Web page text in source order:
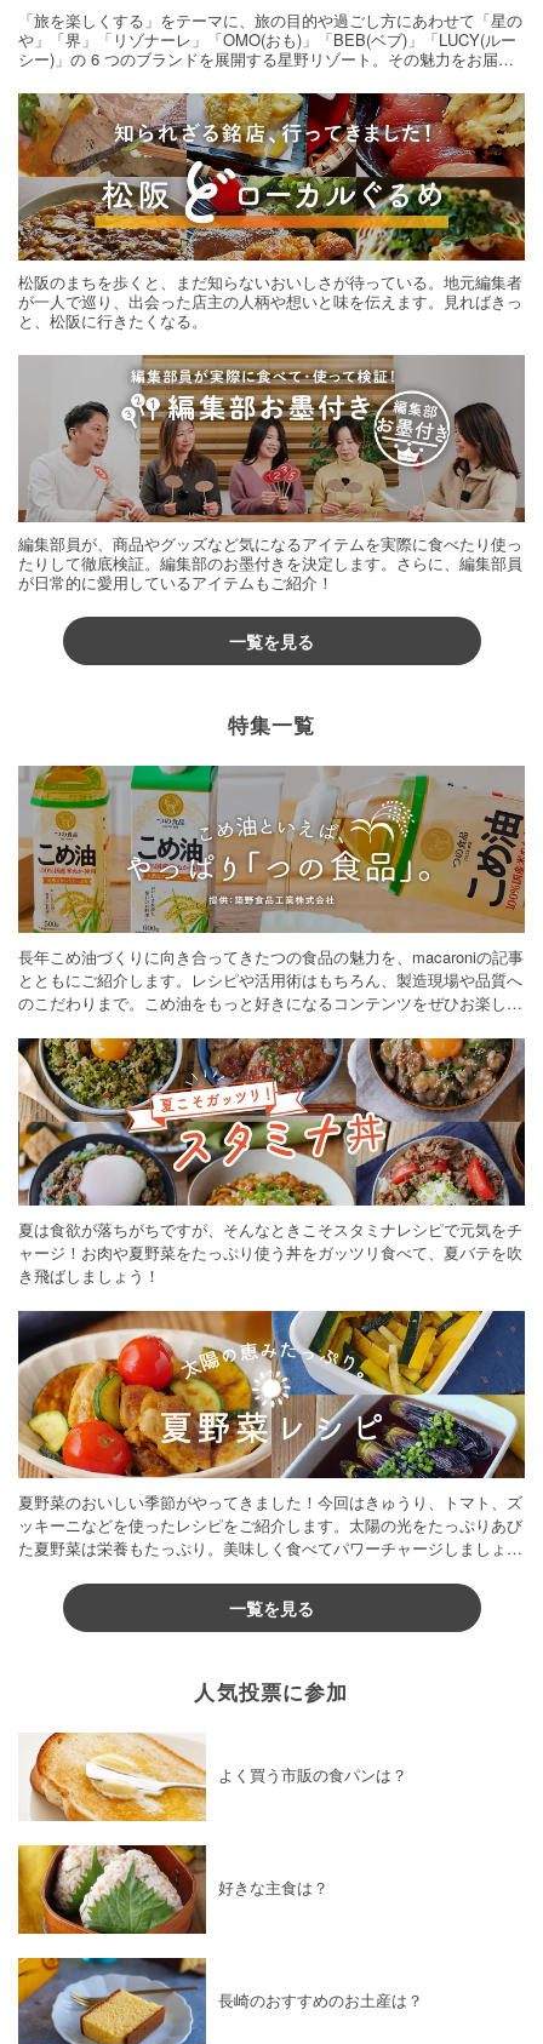
「旅を楽しくする」をテーマに、旅の目的や過ごし方にあわせて「星の
や」「界」「リゾナーレ」「OMO(おも)」「BEB(ベブ)」「LUCY(ルー
シー)」の 6 つのブランドを展開する星野リゾート。その魅力をお届け
松阪のまちを歩くと、まだ知らないおいしさが待っている。地元編集者
が一人で巡り、出会った店主の人柄や想いと味を伝えます。見ればきっ
と、松阪に行きたくなる。
編集部員が、商品やグッズなど気になるアイテムを実際に食べたり使っ
たりして徹底検証。編集部のお墨付きを決定します。さらに、編集部員
が日常的に愛用しているアイテムもご紹介！
一覧を見る
特集一覧
長年こめ油づくりに向き合ってきたつの食品の魅力を、macaroniの記事
とともにご紹介します。レシピや活用術はもちろん、製造現場や品質へ
のこだわりまで。こめ油をもっと好きになるコンテンツをぜひお楽しみ
夏は食欲が落ちがちですが、そんなときこそスタミナレシピで元気をチ
ャージ！お肉や夏野菜をたっぷり使う丼をガッツリ食べて、夏バテを吹
き飛ばしましょう！
夏野菜のおいしい季節がやってきました！今回はきゅうり、トマト、ズ
ッキーニなどを使ったレシピをご紹介します。太陽の光をたっぷりあび
た夏野菜は栄養もたっぷり。美味しく食べてパワーチャージしましょう
一覧を見る
人気投票に参加
よく買う市販の食パンは？
好きな主食は？
長崎のおすすめのお土産は？